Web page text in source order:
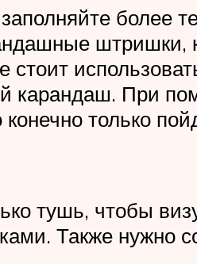
более
штришки,
стоит
При
только
тушь, чтобы
Также нужно